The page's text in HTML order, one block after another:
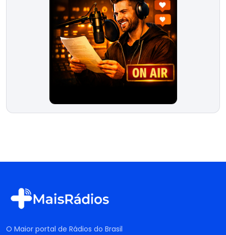
O Maior portal de Rádios do Brasil